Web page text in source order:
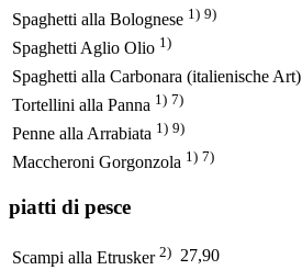
Spaghetti alla Bolognese 1) 9)
Spaghetti Aglio Olio 1)
Spaghetti alla Carbonara (italienische Art)
Tortellini alla Panna 1) 7)
Penne alla Arrabiata 1) 9)
Maccheroni Gorgonzola 1) 7)
piatti di pesce
Scampi alla Etrusker 2) 27,90